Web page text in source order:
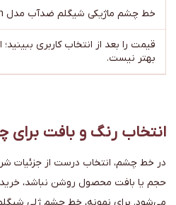
خط چشم ماژیکی شیگلم ضدآب مدل So Rich
قیمت را بعد از انتخاب کاربری
بهتر نیست.
انتخاب رنگ و بافت برای
در خط چشم، انتخاب درست از جزئیات
حجم یا بافت محصول روشن نباشد،